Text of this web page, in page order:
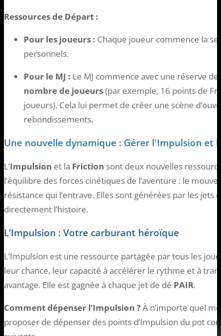
Ressources de Départ :
Pour les joueurs : Chaque joueur commence la
personnels.
Pour le MJ : Le MJ commence avec une réserve de
nombre de joueurs(par exemple, 16 points de
joueurs). Cela lui permet de créer une scène
rebondissements.
Une nouvelle dynamique : Gérer l'Impulsion et
L’Impulsion et la Friction sont deux nouvelles
l’équilibre des forces cinétiques de l’aventure : le
résistance qui l’entrave. Elles sont générées par les
directement l’histoire.
L’Impulsion : Votre carburant héroïque
L’Impulsion est une ressource partagée par tous les
leur chance, leur capacité à accélérer le rythme et à
avantage. Elle est gagnée à chaque jet de dé PAIR.
Comment dépenser l’Impulsion ?À n’importe quel
proposer de dépenser des points d’Impulsion du pot